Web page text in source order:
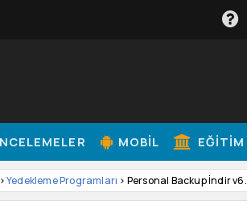
MOBIL
>Yedekleme Programları > Personal Backup İndir